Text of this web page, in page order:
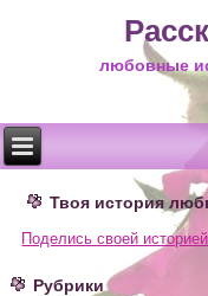
любовные
Твоя история
Поделись своей
Рубрики